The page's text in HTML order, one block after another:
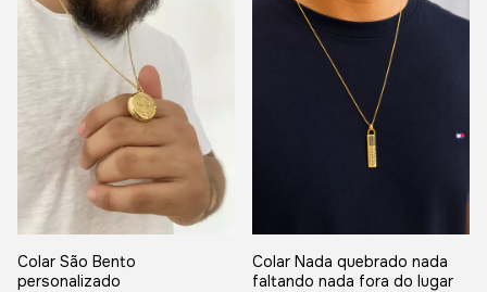
Colar São Bento
personalizado
Colar Nada quebrado nada
faltando nada fora do lugar